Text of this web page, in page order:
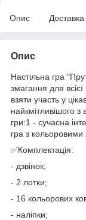
Опис Доставка
Опис
Настільна гра
змагання для
взяти участь у
найкмітливішого з
гри:1 - сучасна
гра з
✅️Комплектація:
- дзвінок;
- 2 лотки;
- 16 кольорових
- наліпки;